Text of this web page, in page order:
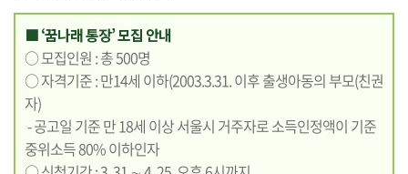
■ ‘꿈나래 통장’ 모집 안내
○ 모집인원 : 총 500명
○ 자격기준 : 만14세 이하(2003.3.31. 이후 출생아동의 부모(친권
자)
- 공고일 기준 만 18세 이상 서울시 거주자로 소득인정액이 기준
중위소득 80% 이하인자